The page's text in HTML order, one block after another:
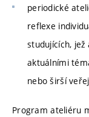
periodické
reflexe
studujících,
aktuálními
nebo širší
Program ateliéru